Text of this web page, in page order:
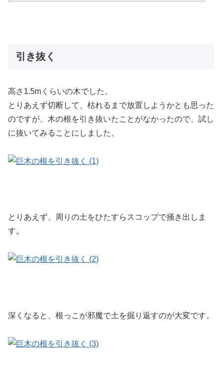
引き抜く
高さ1.5mくらいの木でした。
とりあえず切断して、枯れるまで放置しようかとも思った
のですが、木の根を引き抜いたことがなかったので、試し
に抜いてみることにしました。
とりあえず、周りの土をひたすらスコップで掻き出しま
す。
深くなると、根っこが邪魔で土を掘り返すのが大変です。